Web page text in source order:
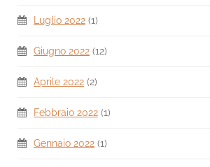
Luglio 2022 (1)
Giugno 2022 (12)
Aprile 2022 (2)
Febbraio 2022 (1)
Gennaio 2022 (1)